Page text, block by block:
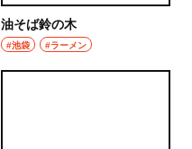
油そば鈴の木
#池袋 #ラーメン